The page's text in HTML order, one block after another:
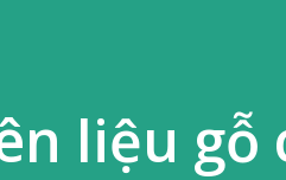
liệu gỗ